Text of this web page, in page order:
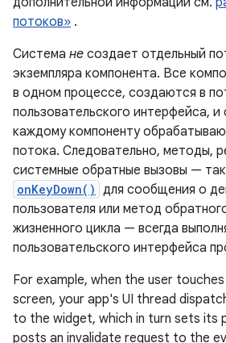
потоков» .
Система не создает отдельный
экземпляра компонента. Все
в одном процессе, создаются в
пользовательского интерфейса,
каждому компоненту
потока. Следовательно, методы,
системные обратные вызовы —
onKeyDown() для сообщения о
пользователя или метод
жизненного цикла — всегда
пользовательского интерфейса
For example, when the user
screen, your app's UI thread
to the widget, which in turn sets its
posts an invalidate request to the